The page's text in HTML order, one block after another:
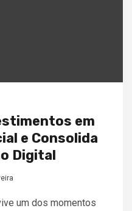
em
e Consolida
Digital
um dos momentos